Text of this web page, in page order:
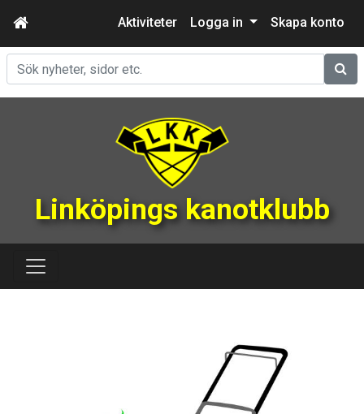
Aktiviteter Logga in Skapa konto
Sök
Linköpings kanotklubb